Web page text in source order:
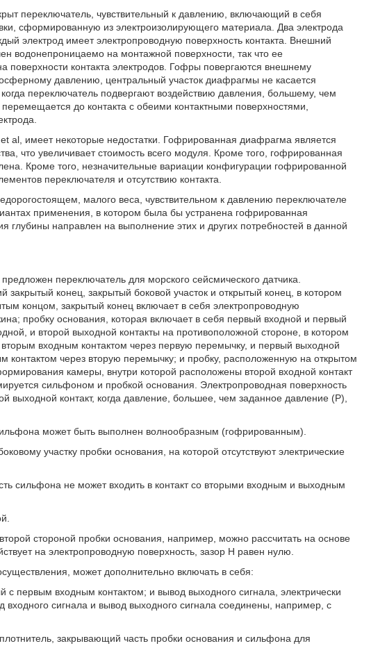
переключатель, чувствительный к давлению, включающий в себя
сформированную из электроизолирующего материала. Два электрода
электрод имеет электропроводную поверхность контакта. Внешний
водонепроницаемо на монтажной поверхности, так что ее
поверхности контакта электродов. Гофры повергаются внешнему
давлению, центральный участок диафрагмы не касается
переключатель подвергают воздействию давления, большему, чем
до контакта с обеими контактными поверхностями,
al, имеет некоторые недостатки. Гофрированная диафрагма является
что увеличивает стоимость всего модуля. Кроме того, гофрированная
Кроме того, незначительные вариации конфигурации гофрированной
переключателя и отсутствию контакта.
малого веса, чувствительном к давлению переключателе
применения, в котором была бы устранена гофрированная
направлен на выполнение этих и других потребностей в данной
переключатель для морского сейсмического датчика.
конец, закрытый боковой участок и открытый конец, в котором
концом, закрытый конец включает в себя электропроводную
пробку основания, которая включает в себя первый входной и первый
и второй выходной контакты на противоположной стороне, в котором
вторым входным контактом через первую перемычку, и первый выходной
контактом через вторую перемычку; и пробку, расположенную на открытом
камеры, внутри которой расположены второй входной контакт
сильфоном и пробкой основания. Электропроводная поверхность
выходной контакт, когда давление, большее, чем заданное давление (Р),
может быть выполнен волнообразным (гофрированным).
участку пробки основания, на которой отсутствуют электрические
сильфона не может входить в контакт со вторыми входным и выходным
стороной пробки основания, например, можно рассчитать на основе
на электропроводную поверхность, зазор Н равен нулю.
может дополнительно включать в себя:
с первым входным контактом; и вывод выходного сигнала, электрически
сигнала и вывод выходного сигнала соединены, например, с
закрывающий часть пробки основания и сильфона для